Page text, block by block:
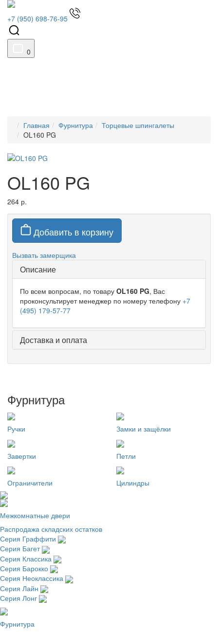
+7 (950) 698-76-95
0
Главная Фурнитура
Торцевые шпингалеты
OL160 PG
OL160 PG
264 р.
Добавить в корзину
Вызвать замерщика
Описание
По всем вопросам, по товару OL160 PG, Вас
проконсультирует менеджер по номеру телефону +7
(495) 179-57-77
Доставка и оплата
Фурнитура
Ручки Замки и защёлки
Завертки Петли
Ограничители Цилиндры
Межкомнатные двери
Распродажа складских остатков
Серия Граффити
Серия Багет
Серия Классика
Серия Барокко
Серия Неоклассика
Серия Лайн
Серия Лонг
Фурнитура